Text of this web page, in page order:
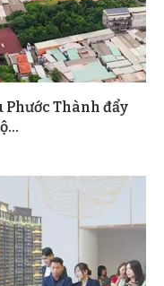
Phước Thành đẩy